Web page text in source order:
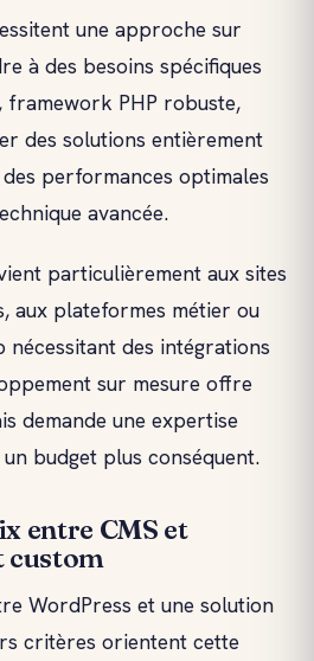
une approche sur
à des besoins spécifiques
framework PHP robuste,
des solutions entièrement
performances optimales
avancée.
particulièrement aux sites
aux plateformes métier ou
nécessitant des intégrations
sur mesure offre
demande une expertise
budget plus conséquent.
entre CMS et
custom
WordPress et une solution
critères orientent cette